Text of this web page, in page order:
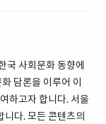
국 사회문화 동향에
담론을 이루어 이
하고자 합니다. 서울
다. 모든 콘텐츠의